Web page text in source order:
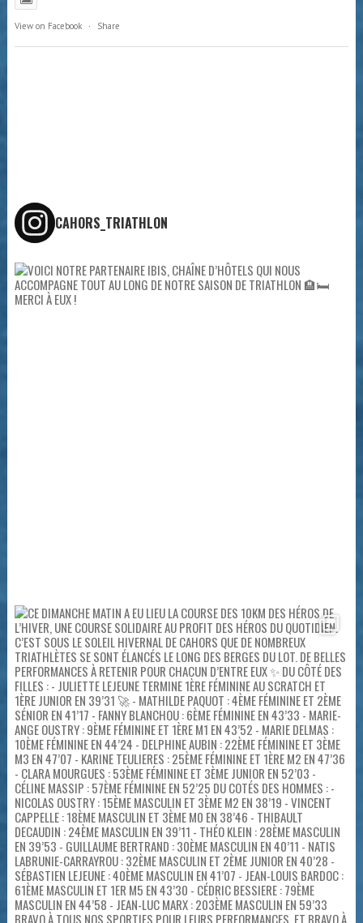
View on Facebook · Share
CAHORS_TRIATHLON